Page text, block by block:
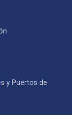
y Puertos de